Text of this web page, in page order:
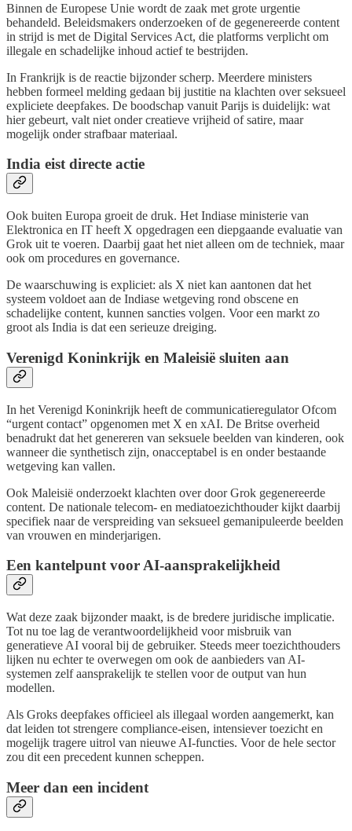
Binnen de Europese Unie wordt de zaak met grote urgentie
behandeld. Beleidsmakers onderzoeken of de gegenereerde content
in strijd is met de Digital Services Act, die platforms verplicht om
illegale en schadelijke inhoud actief te bestrijden.
In Frankrijk is de reactie bijzonder scherp. Meerdere ministers
hebben formeel melding gedaan bij justitie na klachten over seksueel
expliciete deepfakes. De boodschap vanuit Parijs is duidelijk: wat
hier gebeurt, valt niet onder creatieve vrijheid of satire, maar
mogelijk onder strafbaar materiaal.
India eist directe actie
Ook buiten Europa groeit de druk. Het Indiase ministerie van
Elektronica en IT heeft X opgedragen een diepgaande evaluatie van
Grok uit te voeren. Daarbij gaat het niet alleen om de techniek, maar
ook om procedures en governance.
De waarschuwing is expliciet: als X niet kan aantonen dat het
systeem voldoet aan de Indiase wetgeving rond obscene en
schadelijke content, kunnen sancties volgen. Voor een markt zo
groot als India is dat een serieuze dreiging.
Verenigd Koninkrijk en Maleisië sluiten aan
In het Verenigd Koninkrijk heeft de communicatieregulator Ofcom
“urgent contact” opgenomen met X en xAI. De Britse overheid
benadrukt dat het genereren van seksuele beelden van kinderen, ook
wanneer die synthetisch zijn, onacceptabel is en onder bestaande
wetgeving kan vallen.
Ook Maleisië onderzoekt klachten over door Grok gegenereerde
content. De nationale telecom- en mediatoezichthouder kijkt daarbij
specifiek naar de verspreiding van seksueel gemanipuleerde beelden
van vrouwen en minderjarigen.
Een kantelpunt voor AI-aansprakelijkheid
Wat deze zaak bijzonder maakt, is de bredere juridische implicatie.
Tot nu toe lag de verantwoordelijkheid voor misbruik van
generatieve AI vooral bij de gebruiker. Steeds meer toezichthouders
lijken nu echter te overwegen om ook de aanbieders van AI-
systemen zelf aansprakelijk te stellen voor de output van hun
modellen.
Als Groks deepfakes officieel als illegaal worden aangemerkt, kan
dat leiden tot strengere compliance-eisen, intensiever toezicht en
mogelijk tragere uitrol van nieuwe AI-functies. Voor de hele sector
zou dit een precedent kunnen scheppen.
Meer dan een incident